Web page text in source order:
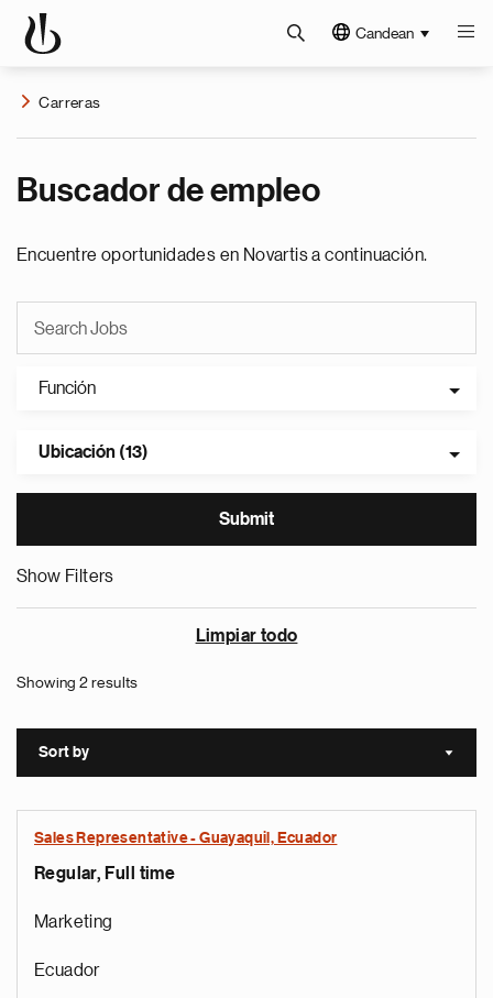
Candean
Carreras
Buscador de empleo
Encuentre oportunidades en Novartis a continuación.
Función
Ubicación (13)
Show Filters
Limpiar todo
Showing 2 results
Sort by Sort
Sales Representative - Guayaquil, Ecuador
Regular, Full time
Marketing
Ecuador